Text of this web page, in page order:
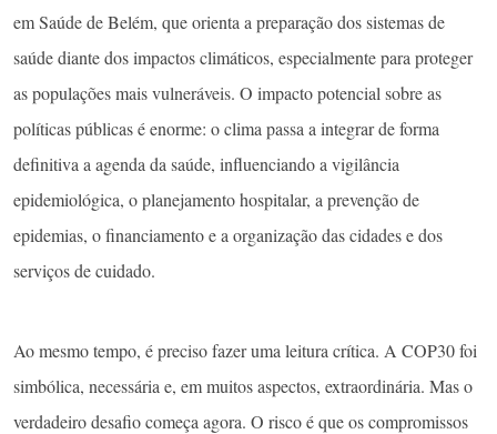
em Saúde de Belém, que orienta a preparação dos sistemas de
saúde diante dos impactos climáticos, especialmente para proteger
as populações mais vulneráveis. O impacto potencial sobre as
políticas públicas é enorme: o clima passa a integrar de forma
definitiva a agenda da saúde, influenciando a vigilância
epidemiológica, o planejamento hospitalar, a prevenção de
epidemias, o financiamento e a organização das cidades e dos
serviços de cuidado.
Ao mesmo tempo, é preciso fazer uma leitura crítica. A COP30 foi
simbólica, necessária e, em muitos aspectos, extraordinária. Mas o
verdadeiro desafio começa agora. O risco é que os compromissos